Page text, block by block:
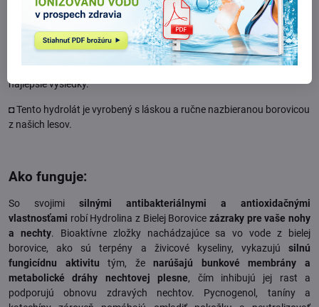
◘ Pre optimálne výsledky nastriekajte Hydrolinu z Bielej Borovice 1-2x
denne priamo na postihnuté miesto, najmä pred spaním.
◘ Skladujte Hydrolinu mimo slnečného žiarenia na chladnom a
suchom mieste a použite ju do 90 dní od otvorenia, aby ste dosiahli
najlepšie výsledky.
◘ Tento hydrolát je vyrobený s láskou a ručne nazbieranou borovicou
z našich lesov.
Ako funguje:
So svojimi silnými antibakteriálnymi a antioxidačnými
vlastnosťami robí Hydrolina z Bielej Borovice zázraky pre vaše nohy
a nechty. Bioaktívne zložky nachádzajúce sa vo vode z bielej
borovice, ako sú terpény a živicové kyseliny, vykazujú silnú
fungicídnu aktivitu tým, ženarúšajú bunkové membrány a
metabolické dráhy nechtovej plesne, čím inhibujú jej rast a
podporujú obnovu zdravých nechtov. Pycnogenol, taníny a